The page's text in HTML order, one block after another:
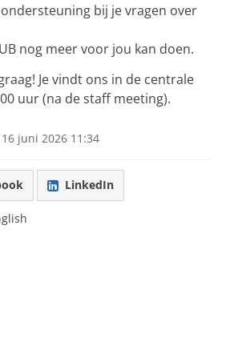
bij je vragen over
nog meer voor jou kan doen.
Je vindt ons in de centrale
uur (na de staff meeting).
16 juni 2026 11:34
LinkedIn